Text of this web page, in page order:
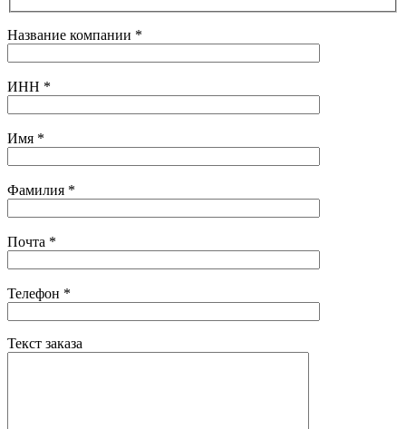
Название компании *
ИНН *
Имя *
Фамилия *
Почта *
Телефон *
Текст заказа